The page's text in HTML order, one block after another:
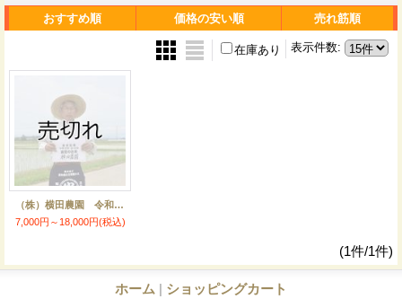
おすすめ順 価格の安い順 売れ筋順
表示件数:
在庫あり
（株）横田農園 令和7年産 埼玉県吉見町産米
7,000円～18,000円(税込)
(1件/1件)
ホーム | ショッピングカート